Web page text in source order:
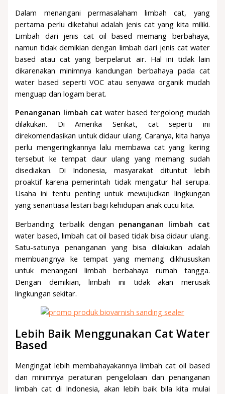
Dalam menangani permasalaham limbah cat, yang
pertama perlu diketahui adalah jenis cat yang kita miliki.
Limbah dari jenis cat oil based memang berbahaya,
namun tidak demikian dengan limbah dari jenis cat water
based atau cat yang berpelarut air. Hal ini tidak lain
dikarenakan minimnya kandungan berbahaya pada cat
water based seperti VOC atau senyawa organik mudah
menguap dan logam berat.
Penanganan limbah cat water based tergolong mudah
dilakukan. Di Amerika Serikat, cat seperti ini
direkomendasikan untuk didaur ulang. Caranya, kita hanya
perlu mengeringkannya lalu membawa cat yang kering
tersebut ke tempat daur ulang yang memang sudah
disediakan. Di Indonesia, masyarakat dituntut lebih
proaktif karena pemerintah tidak mengatur hal serupa.
Usaha ini tentu penting untuk mewujudkan lingkungan
yang senantiasa lestari bagi kehidupan anak cucu kita.
Berbanding terbalik dengan penanganan limbah cat
water based, limbah cat oil based tidak bisa didaur ulang.
Satu-satunya penanganan yang bisa dilakukan adalah
membuangnya ke tempat yang memang dikhususkan
untuk menangani limbah berbahaya rumah tangga.
Dengan demikian, limbah ini tidak akan merusak
lingkungan sekitar.
Lebih Baik Menggunakan Cat Water
Based
Mengingat lebih membahayakannya limbah cat oil based
dan minimnya peraturan pengelolaan dan penanganan
limbah cat di Indonesia, akan lebih baik bila kita mulai